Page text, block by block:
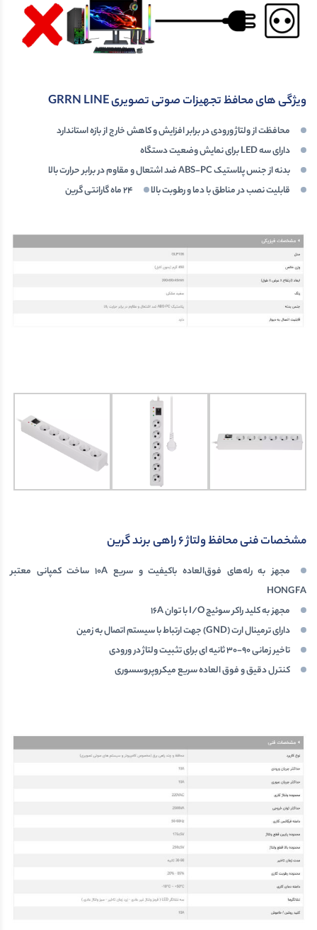
ویژگی های محافظ تجهیزات صوتی تصویری GRRN LINE
محافظت از ولتاژ ورودی در برابر افزایش و کاهش خارج از بازه استاندارد
دارای سه LED برای نمایش وضعیت دستگاه
بدنه از جنس پلاستیک ABS-PC ضد اشتعال و مقاوم در برابر حرارت بالا
قابلیت نصب در مناطق با دما و رطوبت بالا
24 ماه گارانتی گرین
مشخصات فنی محافظ ولتاژ 6 راهی برند گرین
مجهز به رله‌های فوق‌العاده باکیفیت و سریع 10A ساخت کمپانی معتبر
HONGFA
مجهز به کلید راکر سوئیچ I/O با توان 16A
دارای ترمینال ارت (GND) جهت ارتباط با سیستم اتصال به زمین
تاخیر زمانی 90-30 ثانیه ای برای تثبیت ولتاژ در ورودی
کنترل دقیق و فوق العاده سریع میکروپروسسوری